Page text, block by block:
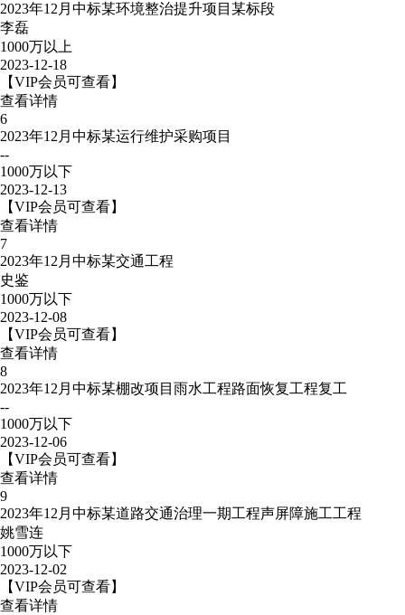
2023年12月中标某环境整治提升项目某标段
李磊
1000万以上
2023-12-18
【VIP会员可查看】
查看详情
6
2023年12月中标某运行维护采购项目
--
1000万以下
2023-12-13
【VIP会员可查看】
查看详情
7
2023年12月中标某交通工程
史鉴
1000万以下
2023-12-08
【VIP会员可查看】
查看详情
8
2023年12月中标某棚改项目雨水工程路面恢复工程复工
--
1000万以下
2023-12-06
【VIP会员可查看】
查看详情
9
2023年12月中标某道路交通治理一期工程声屏障施工工程
姚雪连
1000万以下
2023-12-02
【VIP会员可查看】
查看详情